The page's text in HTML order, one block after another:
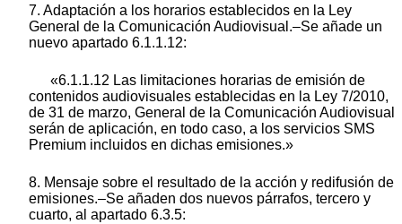
7. Adaptación a los horarios establecidos en la Ley
General de la Comunicación Audiovisual.–Se añade un
nuevo apartado 6.1.1.12:
«6.1.1.12 Las limitaciones horarias de emisión de
contenidos audiovisuales establecidas en la Ley 7/2010,
de 31 de marzo, General de la Comunicación Audiovisual
serán de aplicación, en todo caso, a los servicios SMS
Premium incluidos en dichas emisiones.»
8. Mensaje sobre el resultado de la acción y redifusión de
emisiones.–Se añaden dos nuevos párrafos, tercero y
cuarto, al apartado 6.3.5: